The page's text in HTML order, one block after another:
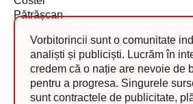
Vorbitorincii sunt o comunitate
analiști și publiciști. Lucrăm în
credem că o nație are nevoie de
pentru a progresa. Singurele
sunt contractele de publicitate,